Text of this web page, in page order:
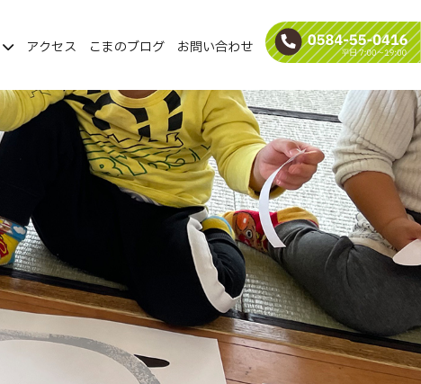
アクセス こまのブログ お問い合わせ